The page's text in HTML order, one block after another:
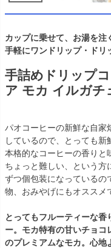
カップに乗せて、お湯を注
手軽にワンドリップ・ドリ
手詰めドリップ
ア モカ イルガチ
パオコーヒーの新鮮な自家
しているので、とっても
本格的なコーヒーの香りと
ちょっと難しい、という方
ずつ個包装になっているの
物、おみやげにもオススメ
とってもフルーティーな香
ー。モカ特有の甘いチョコ
のプレミアムなモカ。心地